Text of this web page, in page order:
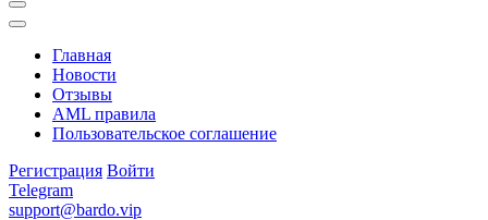
Главная
Новости
Отзывы
AML правила
Пользовательское соглашение
Регистрация Войти
Telegram
support@bardo.vip